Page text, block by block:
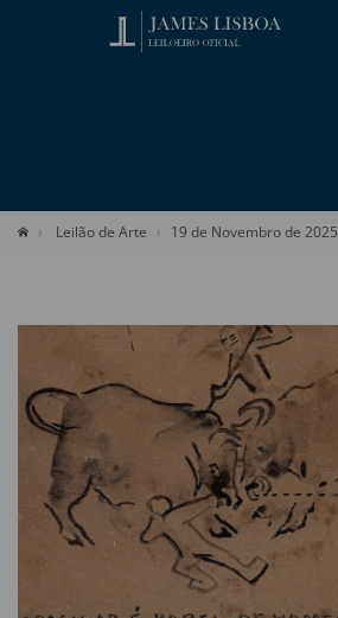
Leilão de Arte 19 de Novembro de 2025